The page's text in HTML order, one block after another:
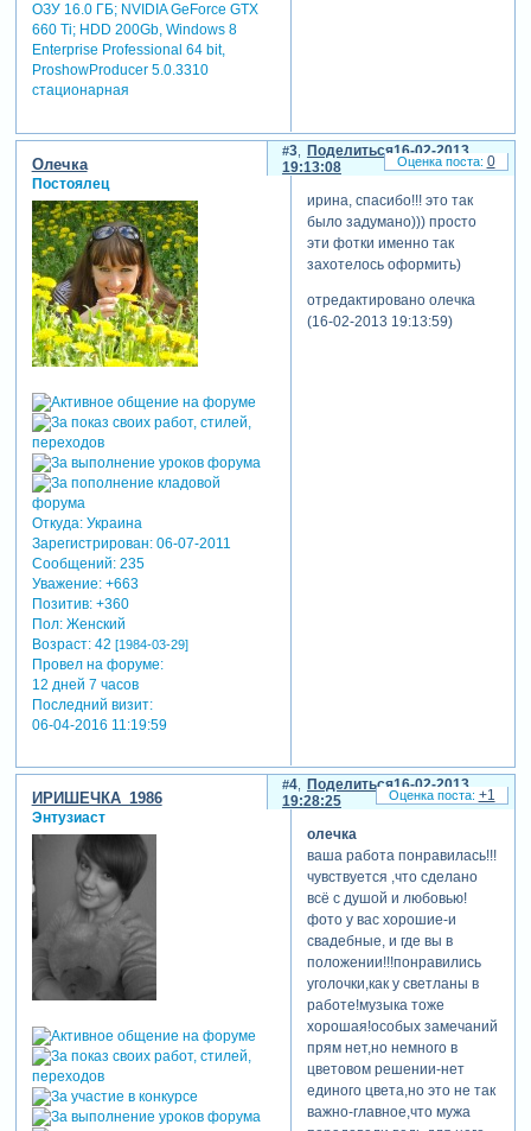
ОЗУ 16.0 ГБ; NVIDIA GeForce GTX
660 Ti; HDD 200Gb, Windows 8
Enterprise Professional 64 bit,
ProshowProducer 5.0.3310
стационарная
Поделиться
3
16-02-2013
19:13:08
Олечка
Постоялец
Откуда:Украина
Зарегистрирован: 06-07-2011
Сообщений:235
Уважение: +663
Позитив: +360
Пол:Женский
Возраст:42 [1984-03-29]
Провел на форуме:
12 дней 7 часов
Последний визит:
06-04-2016 11:19:59
ирина, спасибо!!! это так
было задумано))) просто
эти фотки именно так
захотелось оформить)
отредактировано олечка
(16-02-2013 19:13:59)
0
Поделиться
4
16-02-2013
19:28:25
ИРИШЕЧКА_1986
Энтузиаст
олечка
ваша работа понравилась!!!
чувствуется ,что сделано
всё с душой и любовью!
фото у вас хорошие-и
свадебные, и где вы в
положении!!!понравились
уголочки,как у светланы в
работе!музыка тоже
хорошая!особых замечаний
прям нет,но немного в
цветовом решении-нет
единого цвета,но это не так
важно-главное,что мужа
+1